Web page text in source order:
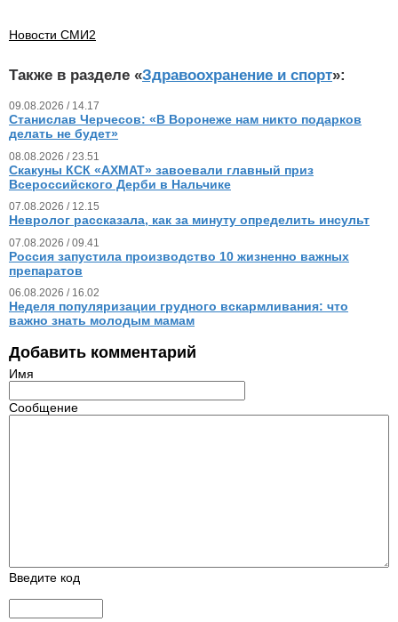
Новости СМИ2
Также в разделе «Здравоохранение и спорт»:
09.08.2026 / 14.17
Станислав Черчесов: «В Воронеже нам никто подарков
делать не будет»
08.08.2026 / 23.51
Скакуны КСК «АХМАТ» завоевали главный приз
Всероссийского Дерби в Нальчике
07.08.2026 / 12.15
Невролог рассказала, как за минуту определить инсульт
07.08.2026 / 09.41
Россия запустила производство 10 жизненно важных
препаратов
06.08.2026 / 16.02
Неделя популяризации грудного вскармливания: что
важно знать молодым мамам
Добавить комментарий
Имя
Сообщение
Введите код